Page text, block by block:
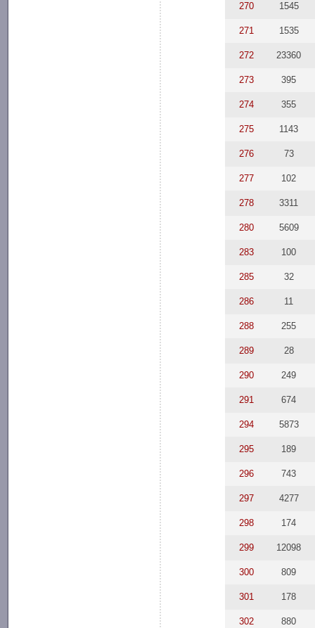
270 1545
271 1535
272 23360
273 395
274 355
275 1143
276 73
277 102
278 3311
280 5609
283 100
285 32
286 11
288 255
289 28
290 249
291 674
294 5873
295 189
296 743
297 4277
298 174
299 12098
300 809
301 178
302 880